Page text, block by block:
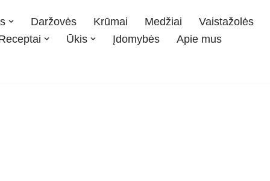
Daržovės Krūmai Medžiai Vaistažolės
Ūkis Įdomybės Apie mus